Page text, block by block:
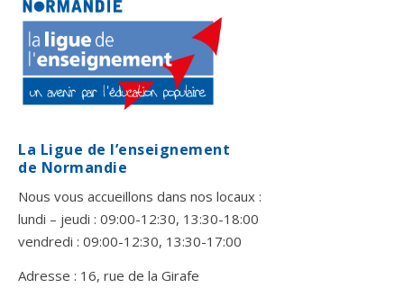
La Ligue de l’enseignement
de Normandie
Nous vous accueillons dans nos locaux :
lundi – jeudi : 09:00-12:30, 13:30-18:00
vendredi : 09:00-12:30, 13:30-17:00
Adresse : 16, rue de la Girafe